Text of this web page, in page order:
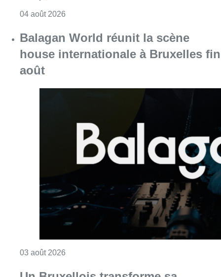
Consulter l'article "Balagan World réunit la
Un Bruxellois transforme sa
maison en sanctuaire de la frite